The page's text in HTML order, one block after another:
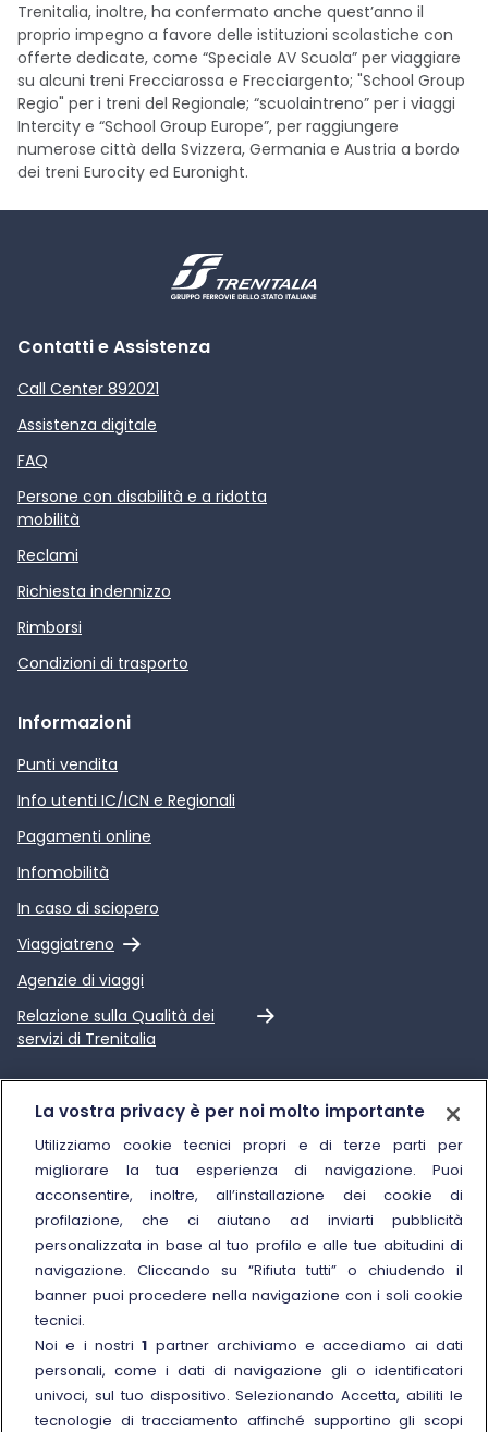
Trenitalia, inoltre, ha confermato anche quest’anno il
proprio impegno a favore delle istituzioni scolastiche con
offerte dedicate, come “Speciale AV Scuola” per viaggiare
su alcuni treni Frecciarossa e Frecciargento; "School Group
Regio" per i treni del Regionale; “scuolaintreno” per i viaggi
Intercity e “School Group Europe”, per raggiungere
numerose città della Svizzera, Germania e Austria a bordo
dei treni Eurocity ed Euronight.
Contatti e Assistenza
Call Center 892021
Assistenza digitale
FAQ
Persone con disabilità e a ridotta
mobilità
Reclami
Richiesta indennizzo
Rimborsi
Condizioni di trasporto
Informazioni
Punti vendita
Info utenti IC/ICN e Regionali
Pagamenti online
Infomobilità
In caso di sciopero
Viaggiatreno
Link esterno
Agenzie di viaggi
Relazione sulla Qualità dei
servizi di Trenitalia
Link esterno
Chi siamo
Sostenibilità
Trenitalia for Business
Manuale di Conservazione
Link esterno
Carriere
Link esterno
La Freccia Mag
Link esterno
Noleggia un treno charter
Viaggi di gruppo
La vostra privacy è per noi molto importante
Utilizziamo cookie tecnici propri e di terze parti per
migliorare la tua esperienza di navigazione. Puoi
acconsentire, inoltre, all’installazione dei cookie di
profilazione, che ci aiutano ad inviarti pubblicità
personalizzata in base al tuo profilo e alle tue abitudini di
navigazione. Cliccando su “Rifiuta tutti” o chiudendo il
banner puoi procedere nella navigazione con i soli cookie
tecnici.
Noi e i nostri1 partner archiviamo e accediamo ai dati
personali, come i dati di navigazione gli o identificatori
univoci, sul tuo dispositivo. Selezionando Accetta, abiliti le
tecnologie di tracciamento affinché supportino gli scopi